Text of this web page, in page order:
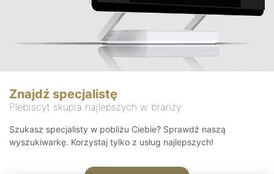
Znajdź specjalistę
Plebiscyt skupia najlepszych w branży
Szukasz specjalisty w pobliżu Ciebie? Sprawdź naszą
wyszukiwarkę. Korzystaj tylko z usług najlepszych!